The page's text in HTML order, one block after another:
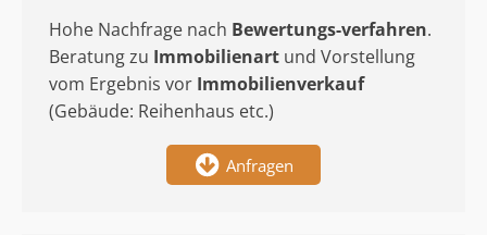
Hohe Nachfrage nach Bewertungs-verfahren.
Beratung zu Immobilienart und Vorstellung
vom Ergebnis vor Immobilienverkauf
(Gebäude: Reihenhaus etc.)
Anfragen